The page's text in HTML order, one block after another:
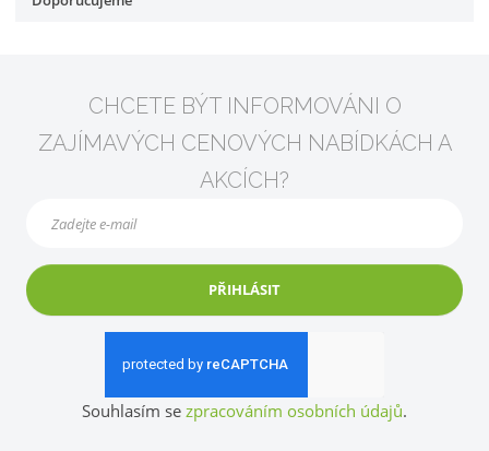
CHCETE BÝT INFORMOVÁNI O
ZAJÍMAVÝCH CENOVÝCH NABÍDKÁCH A
AKCÍCH?
PŘIHLÁSIT
Souhlasím se zpracováním osobních údajů.